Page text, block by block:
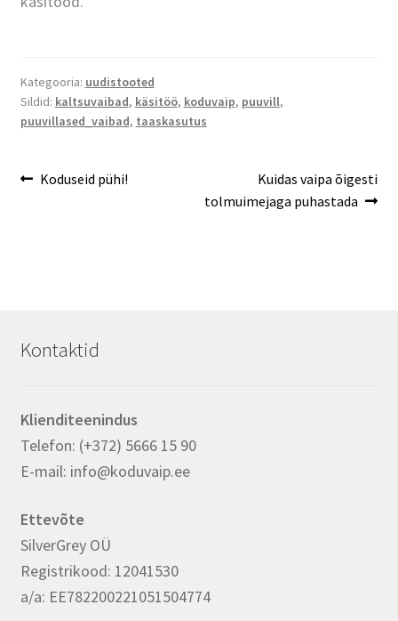
Kategooria: uudistooted
Sildid: kaltsuvaibad, käsitöö, koduvaip, puuvill,
puuvillased_vaibad, taaskasutus
Navigeerimine
Eelmine
Koduseid pühi!
Järgmine
postitus:
Kuidas vaipa õigesti
tolmuimejaga puhastada
Kontaktid
Klienditeenindus
Telefon: (+372) 5666 15 90
E-mail: info@koduvaip.ee
Ettevõte
SilverGrey OÜ
Registrikood: 12041530
a/a: EE782200221051504774